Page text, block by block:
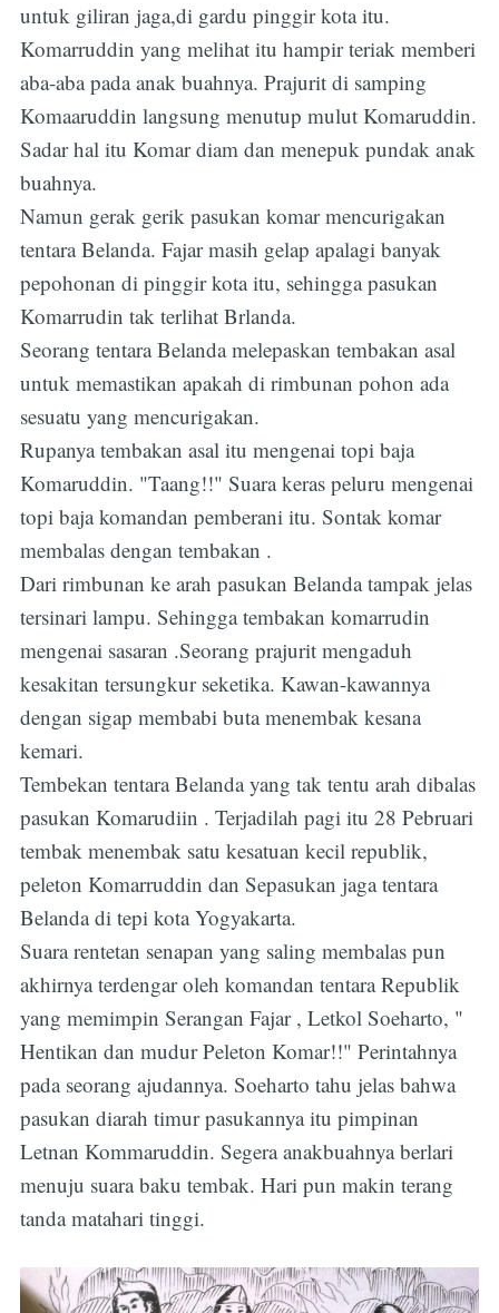
untuk giliran jaga,di gardu pinggir kota itu.
Komarruddin yang melihat itu hampir teriak memberi
aba-aba pada anak buahnya. Prajurit di samping
Komaaruddin langsung menutup mulut Komaruddin.
Sadar hal itu Komar diam dan menepuk pundak anak
buahnya.
Namun gerak gerik pasukan komar mencurigakan
tentara Belanda. Fajar masih gelap apalagi banyak
pepohonan di pinggir kota itu, sehingga pasukan
Komarrudin tak terlihat Brlanda.
Seorang tentara Belanda melepaskan tembakan asal
untuk memastikan apakah di rimbunan pohon ada
sesuatu yang mencurigakan.
Rupanya tembakan asal itu mengenai topi baja
Komaruddin. "Taang!!" Suara keras peluru mengenai
topi baja komandan pemberani itu. Sontak komar
membalas dengan tembakan .
Dari rimbunan ke arah pasukan Belanda tampak jelas
tersinari lampu. Sehingga tembakan komarrudin
mengenai sasaran .Seorang prajurit mengaduh
kesakitan tersungkur seketika. Kawan-kawannya
dengan sigap membabi buta menembak kesana
kemari.
Tembekan tentara Belanda yang tak tentu arah dibalas
pasukan Komarudiin . Terjadilah pagi itu 28 Pebruari
tembak menembak satu kesatuan kecil republik,
peleton Komarruddin dan Sepasukan jaga tentara
Belanda di tepi kota Yogyakarta.
Suara rentetan senapan yang saling membalas pun
akhirnya terdengar oleh komandan tentara Republik
yang memimpin Serangan Fajar , Letkol Soeharto, "
Hentikan dan mudur Peleton Komar!!" Perintahnya
pada seorang ajudannya. Soeharto tahu jelas bahwa
pasukan diarah timur pasukannya itu pimpinan
Letnan Kommaruddin. Segera anakbuahnya berlari
menuju suara baku tembak. Hari pun makin terang
tanda matahari tinggi.